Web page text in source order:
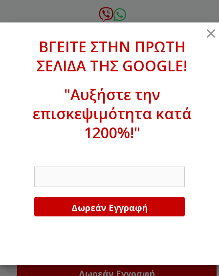
σε
xanthogenous@gmail.com
ΒΓΕΙΤΕ ΣΤΗΝ ΠΡΩΤΗ ΣΕΛΙΔΑ ΤΗΣ
GOOGLE!
×
ΒΓΕΙΤΕ ΣΤΗΝ ΠΡΩΤΗ
ΣΕΛΙΔΑ ΤΗΣ GOOGLE!
"Αυξήστε την
επισκεψιμότητα κατά
1200%!"